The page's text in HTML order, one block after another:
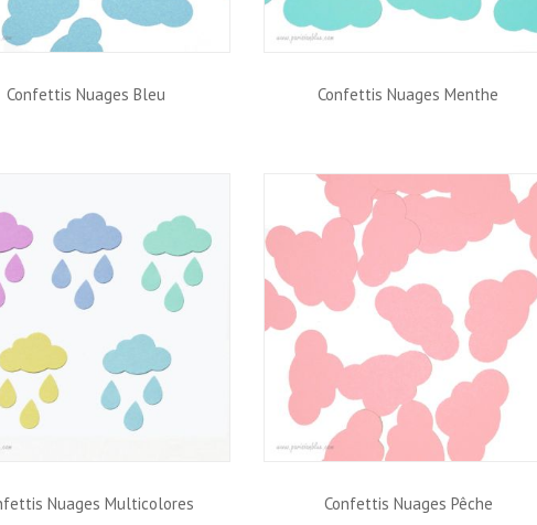
Confettis Nuages Bleu Confettis Nuages Menthe
Nuages Multicolores Confettis Nuages Pêche